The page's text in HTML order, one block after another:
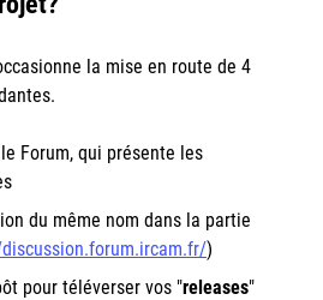
la mise en route de 4
Forum, qui présente les
du même nom dans la partie
)
pour téléverser vos "releases"